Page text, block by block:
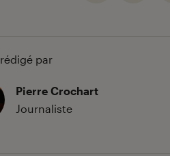
par
Pierre Crochart
Journaliste